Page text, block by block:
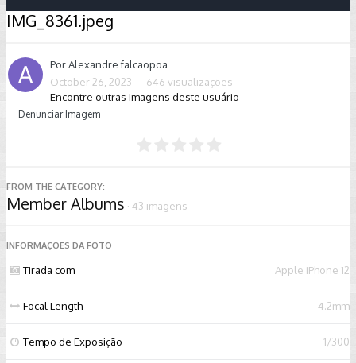
IMG_8361.jpeg
PorAlexandre falcaopoa
October 26, 2023
646 visualizações
Encontre outras imagens deste usuário
Denunciar Imagem
FROM THE CATEGORY:
Member Albums · 43 imagens
INFORMAÇÕES DA FOTO
Tirada com Apple iPhone 12
Focal Length 4.2mm
Tempo de Exposição 1/300